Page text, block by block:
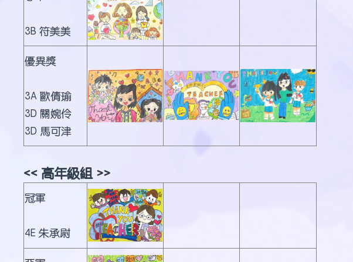
3B 符美美
優異獎
3A 歐倩瑜
3D 關婉伶
3D 馬可津
<< 高年級組 >>
冠軍
4E 朱承尉